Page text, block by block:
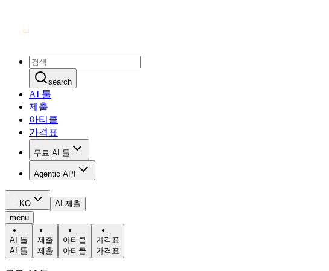
search
AI 툴
제출
아티클
가격표
무료 AI 툴
Agentic API
KO
AI 제출
menu
AI 툴
AI 툴
제출
제출
아티클
아티클
가격표
가격표